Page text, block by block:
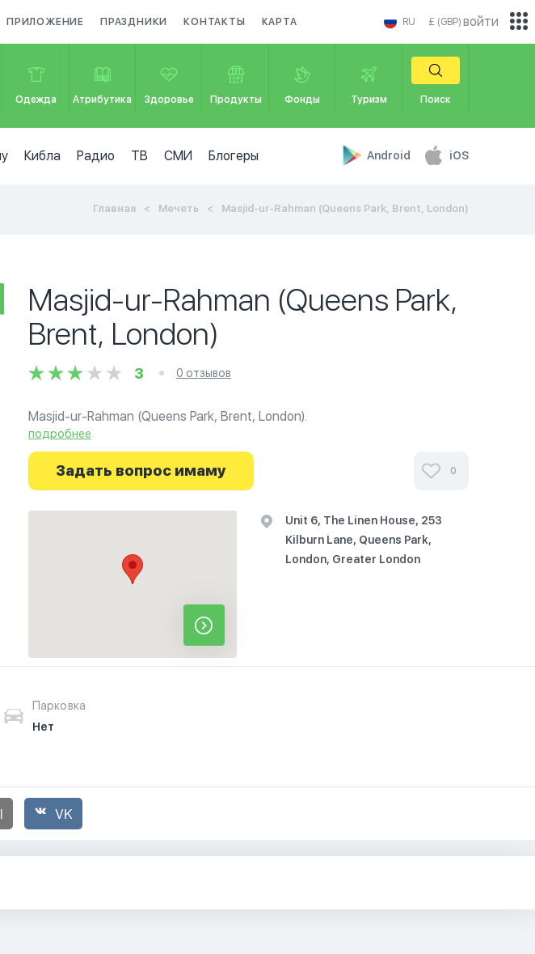
ПРИЛОЖЕНИЕ ПРАЗДНИКИ КОНТАКТЫ КАРТА RU £ (GBP)
Одежда Атрибутика Здоровье Продукты Фонды Туризм Поиск
Кибла Радио ТВ СМИ Блогеры Android iOS
войти
Главная Мечеть Masjid-ur-Rahman (Queens Park, Brent, London)
Masjid-ur-Rahman (Queens Park,
Brent, London)
3 0 отзывов
Masjid-ur-Rahman (Queens Park, Brent, London).
Ознакомьтесь с отзывами посетителей Masjid-ur-Rahman (Queens Park,
Brent, London) в г.Лондон на фотографиях и узнайте о часах работы.
Ваше духовное путешествие начинается здесь.
подробнее
Задать вопрос имаму 0
Unit 6, The Linen House, 253
Kilburn Lane, Queens Park,
London, Greater London
Парковка
Нет
VK